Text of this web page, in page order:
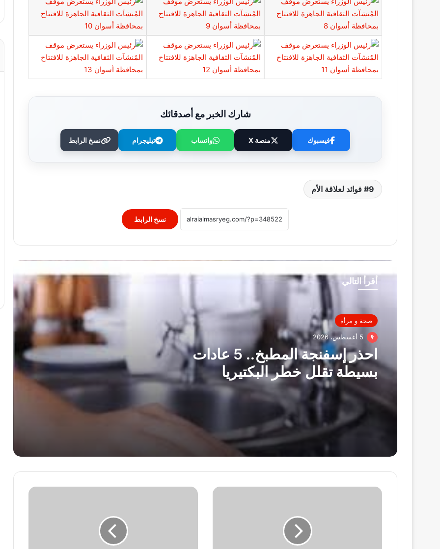
شارك الخبر مع أصدقائك
فيسبوك منصة X واتساب تيليجرام نسخ الرابط
9 فوائد لعلاقة الأم
نسخ الرابط
أقرأ التالي
صحة و مرأة
5 أغسطس، 2026
احذر إسفنجة المطبخ.. 5 عادات
بسيطة تقلل خطر البكتيريا
كيف تقللين وقت الشاشة؟.. 5 ألعاب
لا تهملي قدميك في الصيف.. حلول طبيعية
للترطيب والقضاء على التشققات
قبل التمرين.. دليلك لاختيار العطر المناسب
للصالات الرياضية
هل يؤثر الضغط النفسي على نتائج التحاليل
هل تريد درجات أفضل؟.. دراسة تنصح بالنوم
أفضل الأطعمة لتقوية مناعة الأطفال.. غذاء
الصحة
أسباب